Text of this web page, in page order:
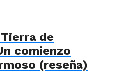
de
comienzo
(reseña)